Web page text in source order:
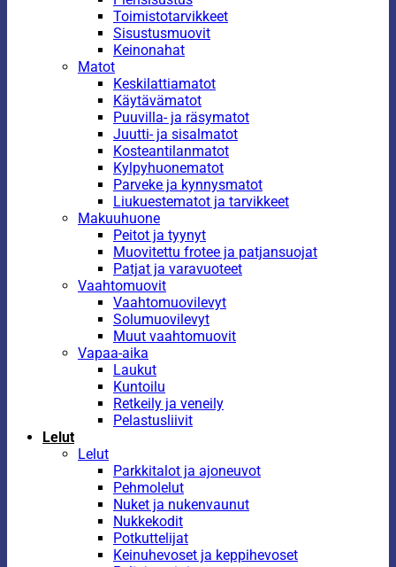
Toimistotarvikkeet
Sisustusmuovit
Keinonahat
Matot
Keskilattiamatot
Käytävämatot
Puuvilla- ja räsymatot
Juutti- ja sisalmatot
Kosteantilanmatot
Kylpyhuonematot
Parveke ja kynnysmatot
Liukuestematot ja tarvikkeet
Makuuhuone
Peitot ja tyynyt
Muovitettu frotee ja patjansuojat
Patjat ja varavuoteet
Vaahtomuovit
Vaahtomuovilevyt
Solumuovilevyt
Muut vaahtomuovit
Vapaa-aika
Laukut
Kuntoilu
Retkeily ja veneily
Pelastusliivit
Lelut
Lelut
Parkkitalot ja ajoneuvot
Pehmolelut
Nuket ja nukenvaunut
Nukkekodit
Potkuttelijat
Keinuhevoset ja keppihevoset